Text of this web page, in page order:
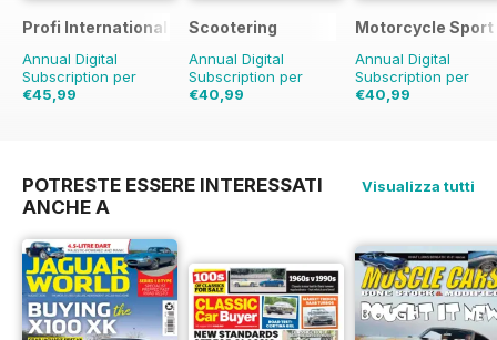
Profi International
Annual Digital
Subscription per
€45,99
Scootering
Annual Digital
Subscription per
€40,99
Motorcycle Sport
Annual Digital
Subscription per
€40,99
POTRESTE ESSERE INTERESSATI
ANCHE A
Visualizza tutti